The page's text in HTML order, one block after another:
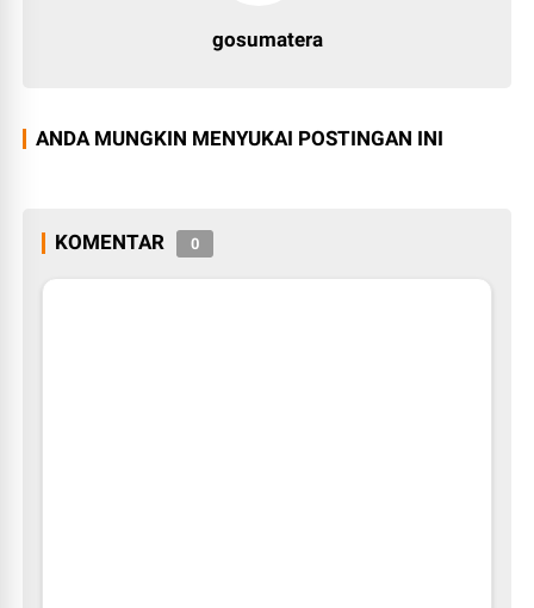
gosumatera
ANDA MUNGKIN MENYUKAI POSTINGAN INI
KOMENTAR 0